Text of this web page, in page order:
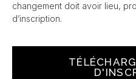
changement doit avoir lieu,
d’inscription.